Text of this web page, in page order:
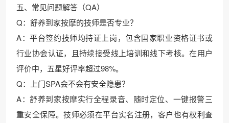
五、常见问题解答（QA）
Q：舒养到家按摩的技师是否专业？
A：平台签约技师均持证上岗，包含国家职业资格证书或
行业协会认证，且持续接受线上培训和线下考核。在用户
评价中，五星好评率超过98%。
Q：上门SPA会不会有安全隐患？
A：舒养到家按摩实行全程录音、随时定位、一键报警三
重安全保障。技师必须在平台实名注册，客户也有权利查